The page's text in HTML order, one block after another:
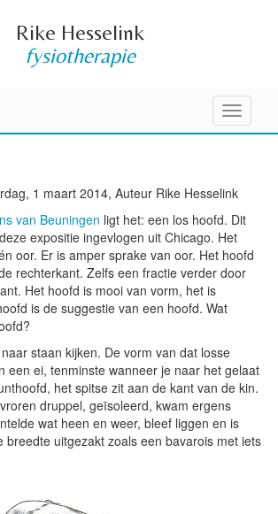
Rike Hesselink
fysiotherapie
Toggle
1 maart 2014, Auteur Rike Hesselink
van Beuningen ligt het: een los hoofd. Dit
expositie ingevlogen uit Chicago. Het
oor. Er is amper sprake van oor. Het hoofd
rechterkant. Zelfs een fractie verder door
Het hoofd is mooi van vorm, het is
is de suggestie van een hoofd. Wat
staan kijken. De vorm van dat losse
een ei, tenminste wanneer je naar het gelaat
het spitse zit aan de kant van de kin.
druppel, geïsoleerd, kwam ergens
wat heen en weer, bleef liggen en is
breedte uitgezakt zoals een bavarois met iets